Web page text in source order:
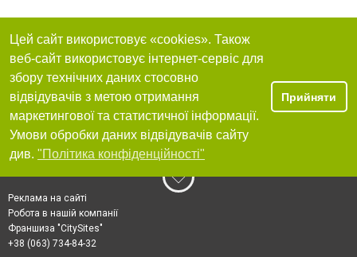
Цей сайт використовує «cookies». Також
веб-сайт використовує інтернет-сервіс для
збору технічних даних стосовно
відвідувачів з метою отримання
маркетингової та статистичної інформації.
Умови обробки даних відвідувачів сайту
див. "Політика конфіденційності"
Прийняти
Реклама на сайті
Робота в нашій компанії
Франшиза "CitySites"
+38 (063) 734-84-32